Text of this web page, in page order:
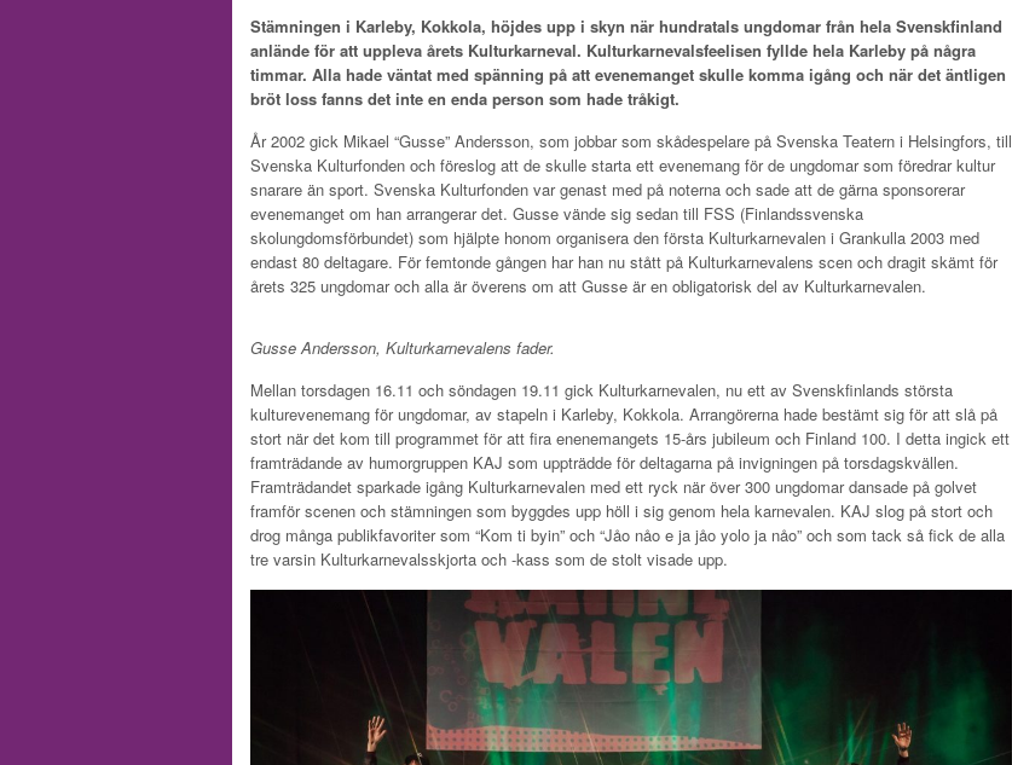
Stämningen i Karleby, Kokkola, höjdes upp i skyn när hundratals ungdomar från hela Svenskfinland
anlände för att uppleva årets Kulturkarneval. Kulturkarnevalsfeelisen fyllde hela Karleby på några
timmar. Alla hade väntat med spänning på att evenemanget skulle komma igång och när det äntligen
bröt loss fanns det inte en enda person som hade tråkigt.
År 2002 gick Mikael “Gusse” Andersson, som jobbar som skådespelare på Svenska Teatern i Helsingfors, till
Svenska Kulturfonden och föreslog att de skulle starta ett evenemang för de ungdomar som föredrar kultur
snarare än sport. Svenska Kulturfonden var genast med på noterna och sade att de gärna sponsorerar
evenemanget om han arrangerar det. Gusse vände sig sedan till FSS (Finlandssvenska
skolungdomsförbundet) som hjälpte honom organisera den första Kulturkarnevalen i Grankulla 2003 med
endast 80 deltagare. För femtonde gången har han nu stått på Kulturkarnevalens scen och dragit skämt för
årets 325 ungdomar och alla är överens om att Gusse är en obligatorisk del av Kulturkarnevalen.
Gusse Andersson, Kulturkarnevalens fader.
Mellan torsdagen 16.11 och söndagen 19.11 gick Kulturkarnevalen, nu ett av Svenskfinlands största
kulturevenemang för ungdomar, av stapeln i Karleby, Kokkola. Arrangörerna hade bestämt sig för att slå på
stort när det kom till programmet för att fira enenemangets 15-års jubileum och Finland 100. I detta ingick ett
framträdande av humorgruppen KAJ som uppträdde för deltagarna på invigningen på torsdagskvällen.
Framträdandet sparkade igång Kulturkarnevalen med ett ryck när över 300 ungdomar dansade på golvet
framför scenen och stämningen som byggdes upp höll i sig genom hela karnevalen. KAJ slog på stort och
drog många publikfavoriter som “Kom ti byin” och “Jåo nåo e ja jåo yolo ja nåo” och som tack så fick de alla
tre varsin Kulturkarnevalsskjorta och -kass som de stolt visade upp.